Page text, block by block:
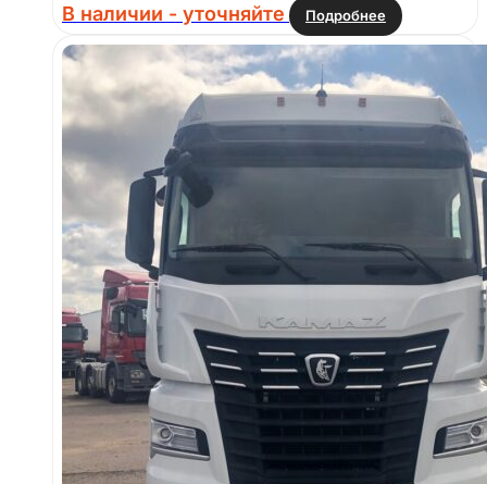
В наличии - уточняйте Подробнее